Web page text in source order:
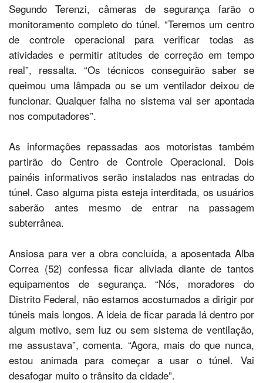
Segundo Terenzi, câmeras de segurança farão o
monitoramento completo do túnel. “Teremos um centro
de controle operacional para verificar todas as
atividades e permitir atitudes de correção em tempo
real”, ressalta. “Os técnicos conseguirão saber se
queimou uma lâmpada ou se um ventilador deixou de
funcionar. Qualquer falha no sistema vai ser apontada
nos computadores”.
As informações repassadas aos motoristas também
partirão do Centro de Controle Operacional. Dois
painéis informativos serão instalados nas entradas do
túnel. Caso alguma pista esteja interditada, os usuários
saberão antes mesmo de entrar na passagem
subterrânea.
Ansiosa para ver a obra concluída, a aposentada Alba
Correa (52) confessa ficar aliviada diante de tantos
equipamentos de segurança. “Nós, moradores do
Distrito Federal, não estamos acostumados a dirigir por
túneis mais longos. A ideia de ficar parada lá dentro por
algum motivo, sem luz ou sem sistema de ventilação,
me assustava”, comenta. “Agora, mais do que nunca,
estou animada para começar a usar o túnel. Vai
desafogar muito o trânsito da cidade”.